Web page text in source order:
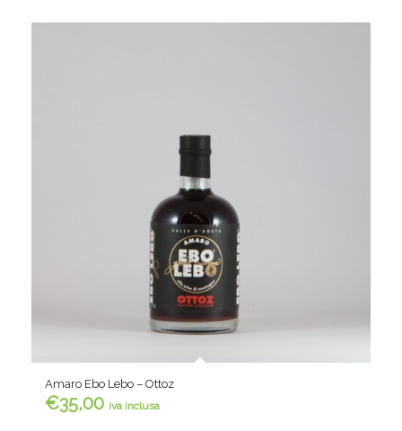
Amaro Ebo Lebo – Ottoz
€35,00 iva inclusa